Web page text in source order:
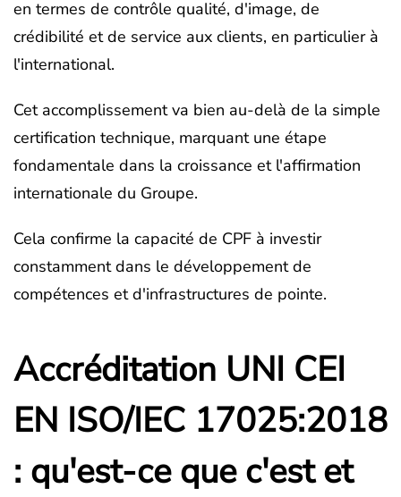
en termes de contrôle qualité, d'image, de
crédibilité et de service aux clients, en particulier à
l'international.
Cet accomplissement va bien au-delà de la simple
certification technique, marquant une étape
fondamentale dans la croissance et l'affirmation
internationale du Groupe.
Cela confirme la capacité de CPF à investir
constamment dans le développement de
compétences et d'infrastructures de pointe.
Accréditation UNI CEI
EN ISO/IEC 17025:2018
: qu'est-ce que c'est et